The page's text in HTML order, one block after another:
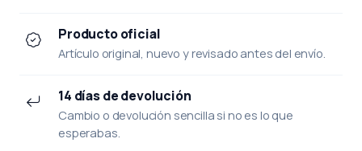
Producto oficial
Artículo original, nuevo y revisado antes del envío.
14 días de devolución
Cambio o devolución sencilla si no es lo que
esperabas.